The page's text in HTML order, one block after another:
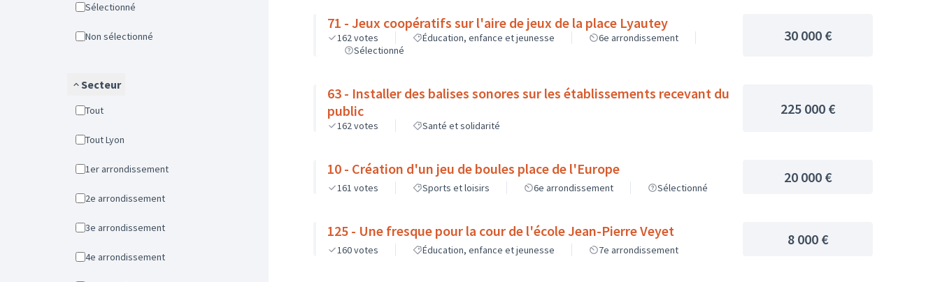
Sélectionné
Non sélectionné
Secteur
Tout
Tout Lyon
1er arrondissement
2e arrondissement
3e arrondissement
4e arrondissement
71 - Jeux coopératifs sur l'aire de jeux de la place Lyautey
162votes Éducation, enfance et jeunesse
6e arrondissement
Sélectionné
30 000 €
63 - Installer des balises sonores sur les établissements recevant du
public
162votes Santé et solidarité
225 000 €
10 - Création d'un jeu de boules place de l'Europe
161 votes Sports et loisirs 6e arrondissement Sélectionné
20 000 €
125 - Une fresque pour la cour de l'école Jean-Pierre Veyet
160votes Éducation, enfance et jeunesse 7e arrondissement
8 000 €